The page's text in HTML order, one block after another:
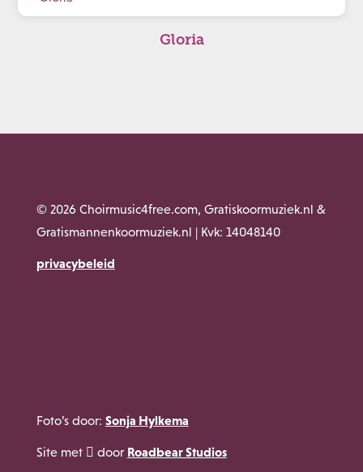
Gloria
© 2026 Choirmusic4free.com, Gratiskoormuziek.nl &
Gratismannenkoormuziek.nl | Kvk: 14048140
privacybeleid
Foto’s door: Sonja Hylkema
Site met door Roadbear Studios